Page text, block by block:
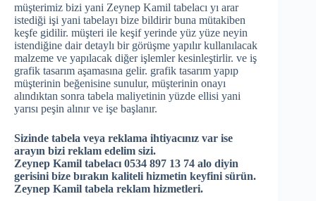
müşterimiz bizi yani Zeynep Kamil tabelacı yı arar
istediği işi yani tabelayı bize bildirir buna mütakiben
keşfe gidilir. müşteri ile keşif yerinde yüz yüze neyin
istendiğine dair detaylı bir görüşme yapılır kullanılacak
malzeme ve yapılacak diğer işlemler kesinleştirlir. ve iş
grafik tasarım aşamasına gelir. grafik tasarım yapıp
müşterinin beğenisine sunulur, müşterinin onayı
alındıktan sonra tabela maliyetinin yüzde ellisi yani
yarısı peşin alınır ve işe başlanır.
Sizinde tabela veya reklama ihtiyacınız var ise
arayın bizi reklam edelim sizi.
Zeynep Kamil tabelacı 0534 897 13 74 alo diyin
gerisini bize bırakın kaliteli hizmetin keyfini sürün.
Zeynep Kamil tabela reklam hizmetleri.